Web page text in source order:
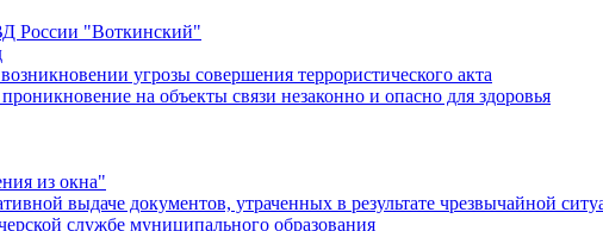
России "Воткинский"
угрозы совершения террористического акта
на объекты связи незаконно и опасно для здоровья
из окна"
выдаче документов, утраченных в результате чрезвычайной
службе муниципального образования